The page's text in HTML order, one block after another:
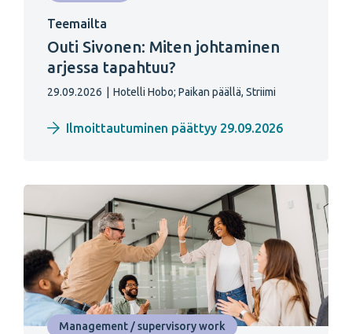
Teemailta
Outi Sivonen: Miten johtaminen
arjessa tapahtuu?
29.09.2026 Hotelli Hobo; Paikan päällä, Striimi
Ilmoittautuminen päättyy 29.09.2026
Management / supervisory work